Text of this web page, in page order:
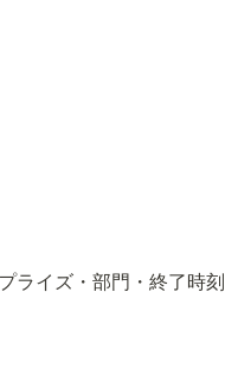
ライズ・部門・終了時刻